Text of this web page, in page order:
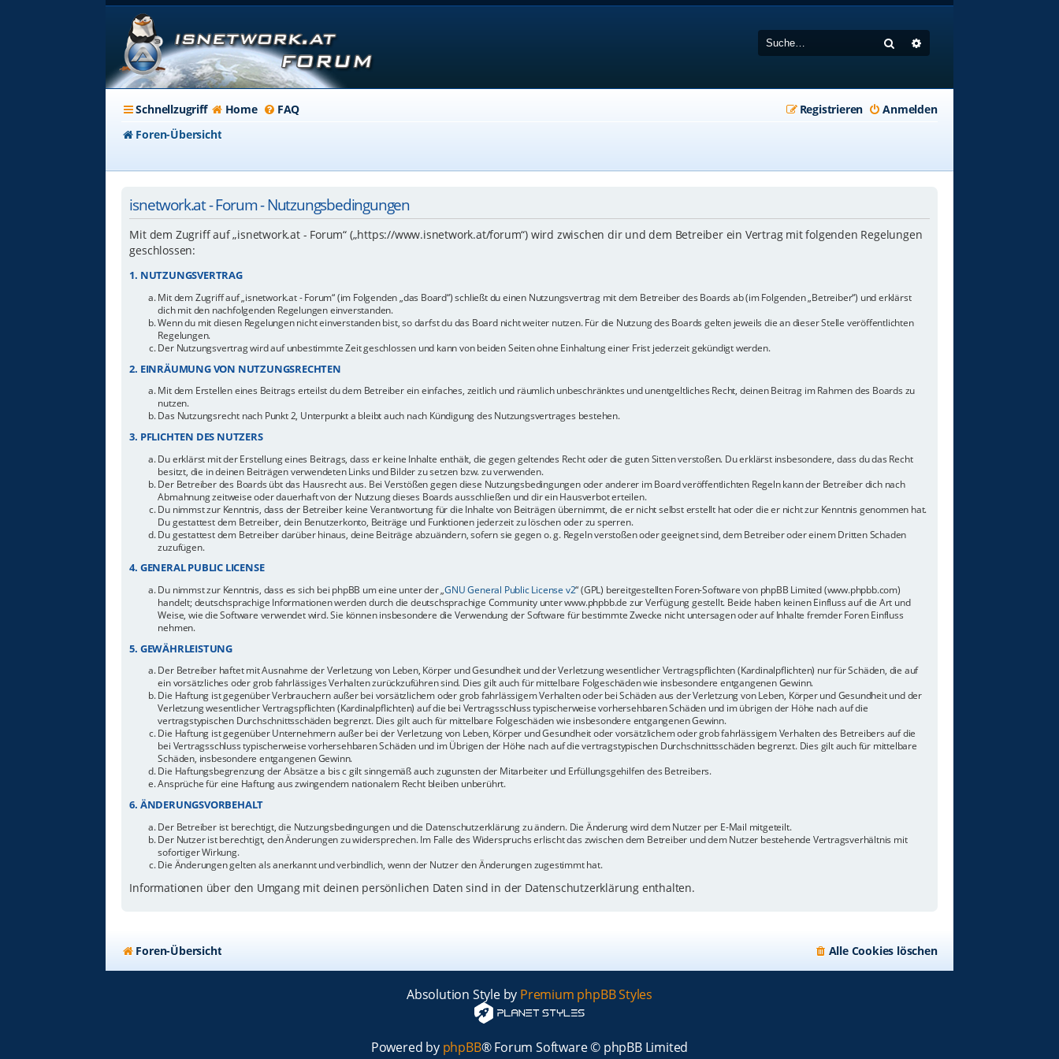
Suche
Schnellzugriff Home FAQ Anmelden
Registrieren
Foren-Übersicht
isnetwork.at - Forum - Nutzungsbedingungen
Mit dem Zugriff auf „isnetwork.at - Forum“ („https://www.isnetwork.at/forum“) wird zwischen dir und dem Betreiber ein Vertrag mit folgenden Regelungen
geschlossen:
1. NUTZUNGSVERTRAG
Mit dem Zugriff auf „isnetwork.at - Forum“ (im Folgenden „das Board“) schließt du einen Nutzungsvertrag mit dem Betreiber des Boards ab (im Folgenden „Betreiber“) und erklärst
dich mit den nachfolgenden Regelungen einverstanden.
Wenn du mit diesen Regelungen nicht einverstanden bist, so darfst du das Board nicht weiter nutzen. Für die Nutzung des Boards gelten jeweils die an dieser Stelle veröffentlichten
Regelungen.
Der Nutzungsvertrag wird auf unbestimmte Zeit geschlossen und kann von beiden Seiten ohne Einhaltung einer Frist jederzeit gekündigt werden.
2. EINRÄUMUNG VON NUTZUNGSRECHTEN
Mit dem Erstellen eines Beitrags erteilst du dem Betreiber ein einfaches, zeitlich und räumlich unbeschränktes und unentgeltliches Recht, deinen Beitrag im Rahmen des Boards zu
nutzen.
Das Nutzungsrecht nach Punkt 2, Unterpunkt a bleibt auch nach Kündigung des Nutzungsvertrages bestehen.
3. PFLICHTEN DES NUTZERS
Du erklärst mit der Erstellung eines Beitrags, dass er keine Inhalte enthält, die gegen geltendes Recht oder die guten Sitten verstoßen. Du erklärst insbesondere, dass du das Recht
besitzt, die in deinen Beiträgen verwendeten Links und Bilder zu setzen bzw. zu verwenden.
Der Betreiber des Boards übt das Hausrecht aus. Bei Verstößen gegen diese Nutzungsbedingungen oder anderer im Board veröffentlichten Regeln kann der Betreiber dich nach
Abmahnung zeitweise oder dauerhaft von der Nutzung dieses Boards ausschließen und dir ein Hausverbot erteilen.
Du nimmst zur Kenntnis, dass der Betreiber keine Verantwortung für die Inhalte von Beiträgen übernimmt, die er nicht selbst erstellt hat oder die er nicht zur Kenntnis genommen hat.
Du gestattest dem Betreiber, dein Benutzerkonto, Beiträge und Funktionen jederzeit zu löschen oder zu sperren.
Du gestattest dem Betreiber darüber hinaus, deine Beiträge abzuändern, sofern sie gegen o. g. Regeln verstoßen oder geeignet sind, dem Betreiber oder einem Dritten Schaden
zuzufügen.
4. GENERAL PUBLIC LICENSE
Du nimmst zur Kenntnis, dass es sich bei phpBB um eine unter der „GNU General Public License v2“ (GPL) bereitgestellten Foren-Software von phpBB Limited (www.phpbb.com)
handelt; deutschsprachige Informationen werden durch die deutschsprachige Community unter www.phpbb.de zur Verfügung gestellt. Beide haben keinen Einfluss auf die Art und
Weise, wie die Software verwendet wird. Sie können insbesondere die Verwendung der Software für bestimmte Zwecke nicht untersagen oder auf Inhalte fremder Foren Einfluss
nehmen.
5. GEWÄHRLEISTUNG
Der Betreiber haftet mit Ausnahme der Verletzung von Leben, Körper und Gesundheit und der Verletzung wesentlicher Vertragspflichten (Kardinalpflichten) nur für Schäden, die auf
ein vorsätzliches oder grob fahrlässiges Verhalten zurückzuführen sind. Dies gilt auch für mittelbare Folgeschäden wie insbesondere entgangenen Gewinn.
Die Haftung ist gegenüber Verbrauchern außer bei vorsätzlichem oder grob fahrlässigem Verhalten oder bei Schäden aus der Verletzung von Leben, Körper und Gesundheit und der
Verletzung wesentlicher Vertragspflichten (Kardinalpflichten) auf die bei Vertragsschluss typischerweise vorhersehbaren Schäden und im übrigen der Höhe nach auf die
vertragstypischen Durchschnittsschäden begrenzt. Dies gilt auch für mittelbare Folgeschäden wie insbesondere entgangenen Gewinn.
Die Haftung ist gegenüber Unternehmern außer bei der Verletzung von Leben, Körper und Gesundheit oder vorsätzlichem oder grob fahrlässigem Verhalten des Betreibers auf die
bei Vertragsschluss typischerweise vorhersehbaren Schäden und im Übrigen der Höhe nach auf die vertragstypischen Durchschnittsschäden begrenzt. Dies gilt auch für mittelbare
Schäden, insbesondere entgangenen Gewinn.
Die Haftungsbegrenzung der Absätze a bis c gilt sinngemäß auch zugunsten der Mitarbeiter und Erfüllungsgehilfen des Betreibers.
Ansprüche für eine Haftung aus zwingendem nationalem Recht bleiben unberührt.
6. ÄNDERUNGSVORBEHALT
Der Betreiber ist berechtigt, die Nutzungsbedingungen und die Datenschutzerklärung zu ändern. Die Änderung wird dem Nutzer per E-Mail mitgeteilt.
Der Nutzer ist berechtigt, den Änderungen zu widersprechen. Im Falle des Widerspruchs erlischt das zwischen dem Betreiber und dem Nutzer bestehende Vertragsverhältnis mit
sofortiger Wirkung.
Die Änderungen gelten als anerkannt und verbindlich, wenn der Nutzer den Änderungen zugestimmt hat.
Informationen über den Umgang mit deinen persönlichen Daten sind in der Datenschutzerklärung enthalten.
Foren-Übersicht Alle Cookies löschen
Absolution Style by Premium phpBB Styles
Powered by phpBB® Forum Software © phpBB Limited